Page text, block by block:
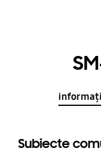
Subiecte